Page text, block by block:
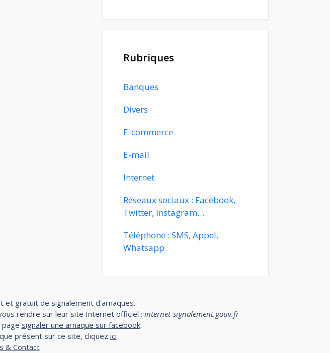
Rubriques
Banques
Divers
E-commerce
E-mail
Internet
Réseaux sociaux : Facebook,
Twitter, Instagram…
Téléphone : SMS, Appel,
Whatsapp
et gratuit de signalement d'arnaques.
rendre sur leur site Internet officiel : internet-signalement.gouv.fr
signaler une arnaque sur facebook.
présent sur ce site, cliquez ici
& Contact